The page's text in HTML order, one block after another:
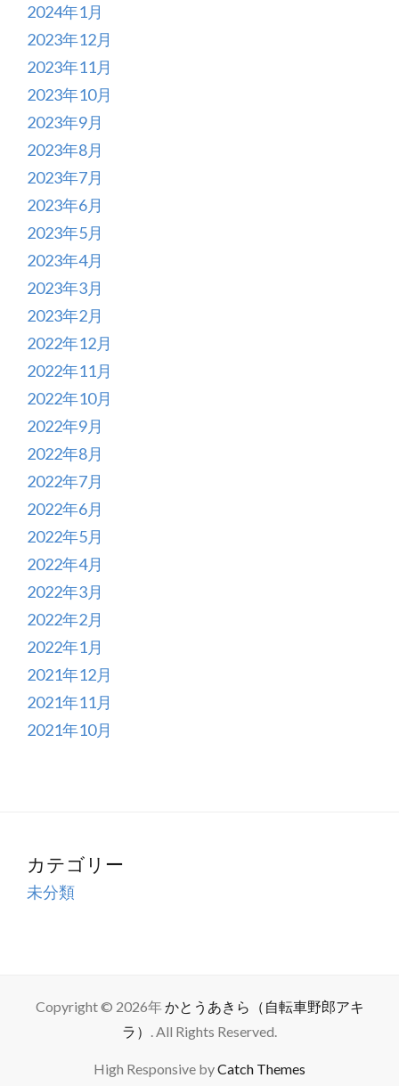
2024年1月
2023年12月
2023年11月
2023年10月
2023年9月
2023年8月
2023年7月
2023年6月
2023年5月
2023年4月
2023年3月
2023年2月
2022年12月
2022年11月
2022年10月
2022年9月
2022年8月
2022年7月
2022年6月
2022年5月
2022年4月
2022年3月
2022年2月
2022年1月
2021年12月
2021年11月
2021年10月
カテゴリー
未分類
Copyright © 2026年 かとうあきら（自転車野郎アキ
ラ）
. All Rights Reserved.
High Responsive byCatch Themes